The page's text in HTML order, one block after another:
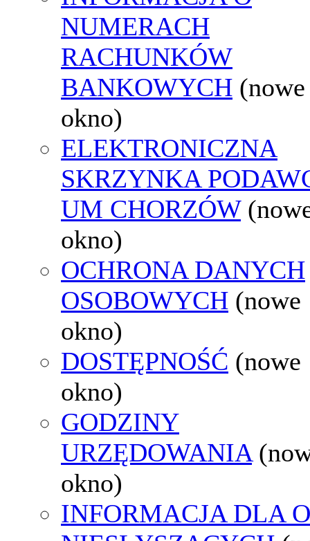
NUMERACH
RACHUNKÓW
BANKOWYCH (nowe
okno)
ELEKTRONICZNA
SKRZYNKA
UM CHORZÓW
okno)
OCHRONA DANYCH
OSOBOWYCH (nowe
okno)
DOSTĘPNOŚĆ (nowe
okno)
GODZINY
URZĘDOWANIA
okno)
INFORMACJA DLA